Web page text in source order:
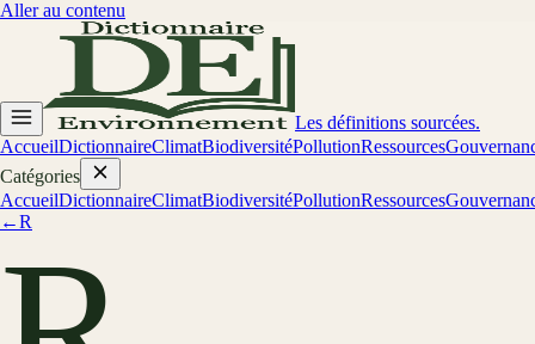
Aller au contenu
Les définitions sourcées.
AccueilDictionnaireClimatBiodiversitéPollutionRessources
Catégories
AccueilDictionnaireClimatBiodiversitéPollutionRessources
←R